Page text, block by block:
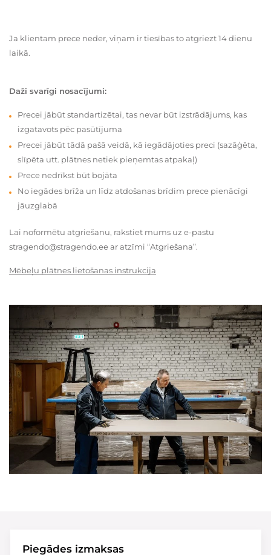
Ja klientam prece neder, viņam ir tiesības to atgriezt 14 dienu
laikā.
Daži svarīgi nosacījumi:
Precei jābūt standartizētai, tas nevar būt izstrādājums, kas
izgatavots pēc pasūtījuma
Precei jābūt tādā pašā veidā, kā iegādājoties preci (sazāģēta,
slīpēta utt. plātnes netiek pieņemtas atpakaļ)
Prece nedrīkst būt bojāta
No iegādes brīža un līdz atdošanas brīdim prece pienācīgi
jāuzglabā
Lai noformētu atgriešanu, rakstiet mums uz e-pastu
stragendo@stragendo.ee ar atzīmi “Atgriešana”.
Mēbeļu plātnes lietošanas instrukcija
Piegādes izmaksas